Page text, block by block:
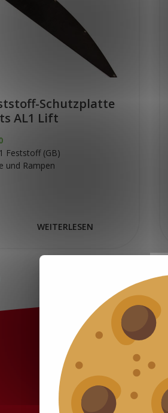
Schutzplatte
AL1 Lift
Feststoff (GB)
und Rampen
WEITERLESEN